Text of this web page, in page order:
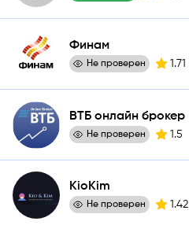
Финам
Не проверен 1.71
ВТБ онлайн брокер
Не проверен 1.5
KioKim
Не проверен 1.42